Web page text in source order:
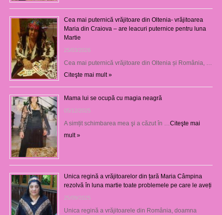
Cea mai puternică vrăjitoare din Oltenia- vrăjitoarea
Maria din Craiova – are leacuri puternice pentru luna
Martie
25/03/2026
Cea mai puternică vrăjitoare din Oltenia și România, …
Citeşte mai mult »
Mama lui se ocupă cu magia neagră
05/12/2025
A simțit schimbarea mea şi a căzut în …Citeşte mai
mult »
Unica regină a vrăjitoarelor din țară Maria Câmpina
rezolvă în luna martie toate problemele pe care le aveți
25/09/2025
Unica regină a vrăjitoarele din România, doamna